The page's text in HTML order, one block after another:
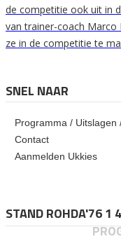
de competitie ook uit in
van trainer-coach Marco
ze in de competitie te
SNEL NAAR
Programma / Uitslagen
Contact
Aanmelden Ukkies
STAND ROHDA'76 1